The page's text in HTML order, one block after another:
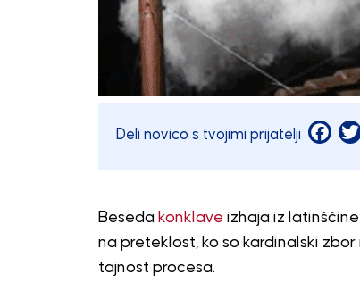
Deli novico s tvojimi prijatelji
Beseda konklave izhaja iz
na preteklost, ko so kardinalski
tajnost procesa.